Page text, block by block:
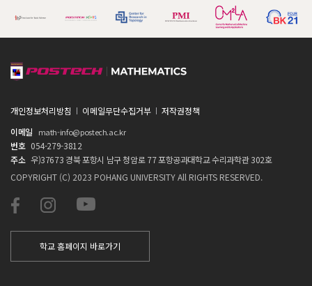
개인정보처리방침 이메일무단수집거부
저작권정책
이메일
math-info@postech.ac.kr
번호 054-279-3812
주소 우)37673 경북 포항시 남구 청암로 77 포항공과대학교 수리과학관 302호
COPYRIGHT (C) 2023 POHANG UNIVERSITY All RIGHTS RESERVED.
학교 홈페이지 바로가기